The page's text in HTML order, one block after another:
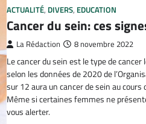
ACTUALITÉ, DIVERS, EDUCATION
Cancer du sein: ces
La Rédaction 8 novembre 2022
Le cancer du sein est le type de
selon les données de 2020 de
sur 12 aura un cancer de sein au cours
Même si certaines femmes ne
vous alerter.